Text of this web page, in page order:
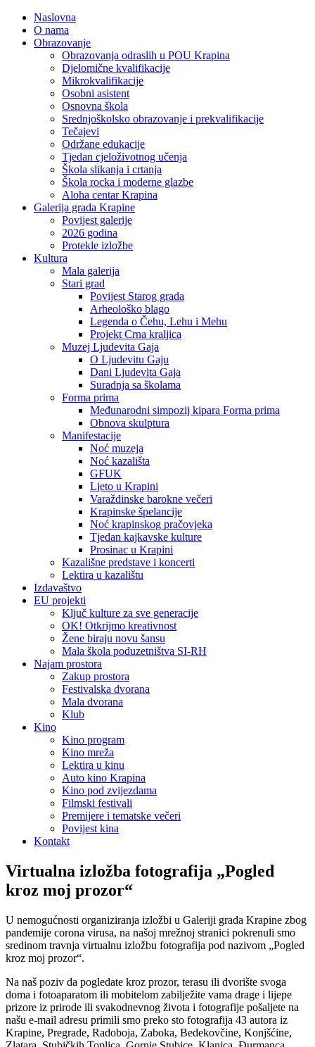
Naslovna
O nama
Obrazovanje
Obrazovanja odraslih u POU Krapina
Djelomične kvalifikacije
Mikrokvalifikacije
Osobni asistent
Osnovna škola
Srednjoškolsko obrazovanje i prekvalifikacije
Tečajevi
Održane edukacije
Tjedan cjeloživotnog učenja
Škola slikanja i crtanja
Škola rocka i moderne glazbe
Aloha centar Krapina
Galerija grada Krapine
Povijest galerije
2026 godina
Protekle izložbe
Kultura
Mala galerija
Stari grad
Povijest Starog grada
Arheološko blago
Legenda o Čehu, Lehu i Mehu
Projekt Crna kraljica
Muzej Ljudevita Gaja
O Ljudevitu Gaju
Dani Ljudevita Gaja
Suradnja sa školama
Forma prima
Međunarodni simpozij kipara Forma prima
Obnova skulptura
Manifestacije
Noć muzeja
Noć kazališta
GFUK
Ljeto u Krapini
Varaždinske barokne večeri
Krapinske špelancije
Noć krapinskog pračovjeka
Tjedan kajkavske kulture
Prosinac u Krapini
Kazališne predstave i koncerti
Lektira u kazalištu
Izdavaštvo
EU projekti
Ključ kulture za sve generacije
OK! Otkrijmo kreativnost
Žene biraju novu šansu
Mala škola poduzetništva SI-RH
Najam prostora
Zakup prostora
Festivalska dvorana
Mala dvorana
Klub
Kino
Kino program
Kino mreža
Lektira u kinu
Auto kino Krapina
Kino pod zvijezdama
Filmski festivali
Premijere i tematske večeri
Povijest kina
Kontakt
Virtualna izložba fotografija „Pogled
kroz moj prozor“
U nemogućnosti organiziranja izložbi u Galeriji grada Krapine zbog
pandemije corona virusa, na našoj mrežnoj stranici pokrenuli smo
sredinom travnja virtualnu izložbu fotografija pod nazivom „Pogled
kroz moj prozor“.
Na naš poziv da pogledate kroz prozor, terasu ili dvorište svoga
doma i fotoaparatom ili mobitelom zabilježite vama drage i lijepe
prizore iz prirode ili svakodnevnog života i fotografije pošaljete na
našu e-mail adresu primili smo preko sto fotografija 43 autora iz
Krapine, Pregrade, Radoboja, Zaboka, Bedekovčine, Konjšćine,